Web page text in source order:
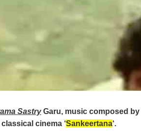
SastryGaru, music composed by
cinema ‘Sankeertana‘.